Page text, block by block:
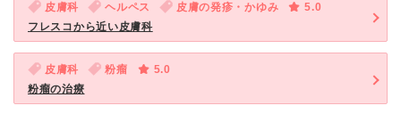
皮膚科 ヘルペス 皮膚の発疹・かゆみ
5.0
フレスコから近い皮膚科
皮膚科 粉瘤
5.0
粉瘤の治療